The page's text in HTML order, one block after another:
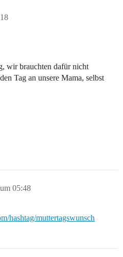
wir brauchten dafür nicht
Tag an unsere Mama, selbst
05:48
hashtag/muttertagswunsch